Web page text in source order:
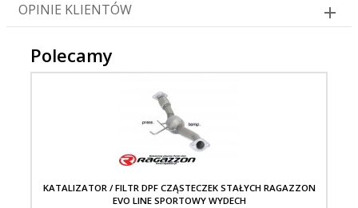
OPINIE KLIENTÓW
Polecamy
KATALIZATOR / FILTR DPF CZĄSTECZEK STAŁYCH RAGAZZON
EVO LINE SPORTOWY WYDECH